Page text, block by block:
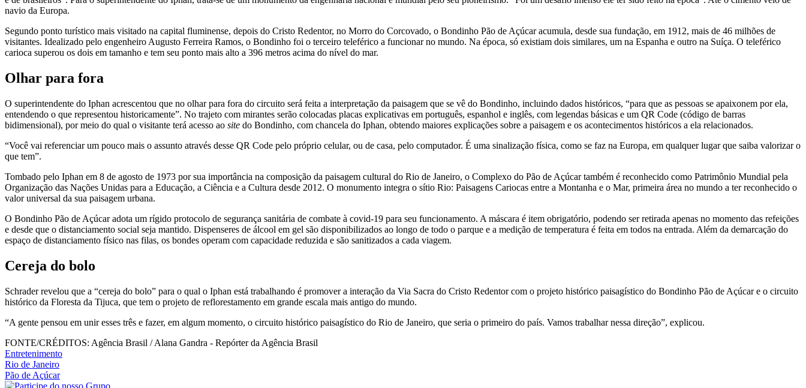
navio da Europa.
Segundo ponto turístico mais visitado na capital fluminense, depois do Cristo Redentor, no Morro do Corcovado, o Bondinho Pão de Açúcar acumula, desde sua fundação, em 1912, mais de 46 milhões de
visitantes. Idealizado pelo engenheiro Augusto Ferreira Ramos, o Bondinho foi o terceiro teleférico a funcionar no mundo. Na época, só existiam dois similares, um na Espanha e outro na Suíça. O teleférico
carioca superou os dois em tamanho e tem seu ponto mais alto a 396 metros acima do nível do mar.
Olhar para fora
O superintendente do Iphan acrescentou que no olhar para fora do circuito será feita a interpretação da paisagem que se vê do Bondinho, incluindo dados históricos, “para que as pessoas se apaixonem por ela,
entendendo o que representou historicamente”. No trajeto com mirantes serão colocadas placas explicativas em português, espanhol e inglês, com legendas básicas e um QR Code (código de barras
bidimensional), por meio do qual o visitante terá acesso ao site do Bondinho, com chancela do Iphan, obtendo maiores explicações sobre a paisagem e os acontecimentos históricos a ela relacionados.
“Você vai referenciar um pouco mais o assunto através desse QR Code pelo próprio celular, ou de casa, pelo computador. É uma sinalização física, como se faz na Europa, em qualquer lugar que saiba valorizar o
que tem”.
Tombado pelo Iphan em 8 de agosto de 1973 por sua importância na composição da paisagem cultural do Rio de Janeiro, o Complexo do Pão de Açúcar também é reconhecido como Patrimônio Mundial pela
Organização das Nações Unidas para a Educação, a Ciência e a Cultura desde 2012. O monumento integra o sítio Rio: Paisagens Cariocas entre a Montanha e o Mar, primeira área no mundo a ter reconhecido o
valor universal da sua paisagem urbana.
O Bondinho Pão de Açúcar adota um rígido protocolo de segurança sanitária de combate à covid-19 para seu funcionamento. A máscara é item obrigatório, podendo ser retirada apenas no momento das refeições
e desde que o distanciamento social seja mantido. Dispenseres de álcool em gel são disponibilizados ao longo de todo o parque e a medição de temperatura é feita em todos na entrada. Além da demarcação do
espaço de distanciamento físico nas filas, os bondes operam com capacidade reduzida e são sanitizados a cada viagem.
Cereja do bolo
Schrader revelou que a “cereja do bolo” para o qual o Iphan está trabalhando é promover a interação da Via Sacra do Cristo Redentor com o projeto histórico paisagístico do Bondinho Pão de Açúcar e o circuito
histórico da Floresta da Tijuca, que tem o projeto de reflorestamento em grande escala mais antigo do mundo.
“A gente pensou em unir esses três e fazer, em algum momento, o circuito histórico paisagístico do Rio de Janeiro, que seria o primeiro do país. Vamos trabalhar nessa direção”, explicou.
FONTE/CRÉDITOS: Agência Brasil / Alana Gandra - Repórter da Agência Brasil
Entretenimento
Rio de Janeiro
Pão de Açúcar